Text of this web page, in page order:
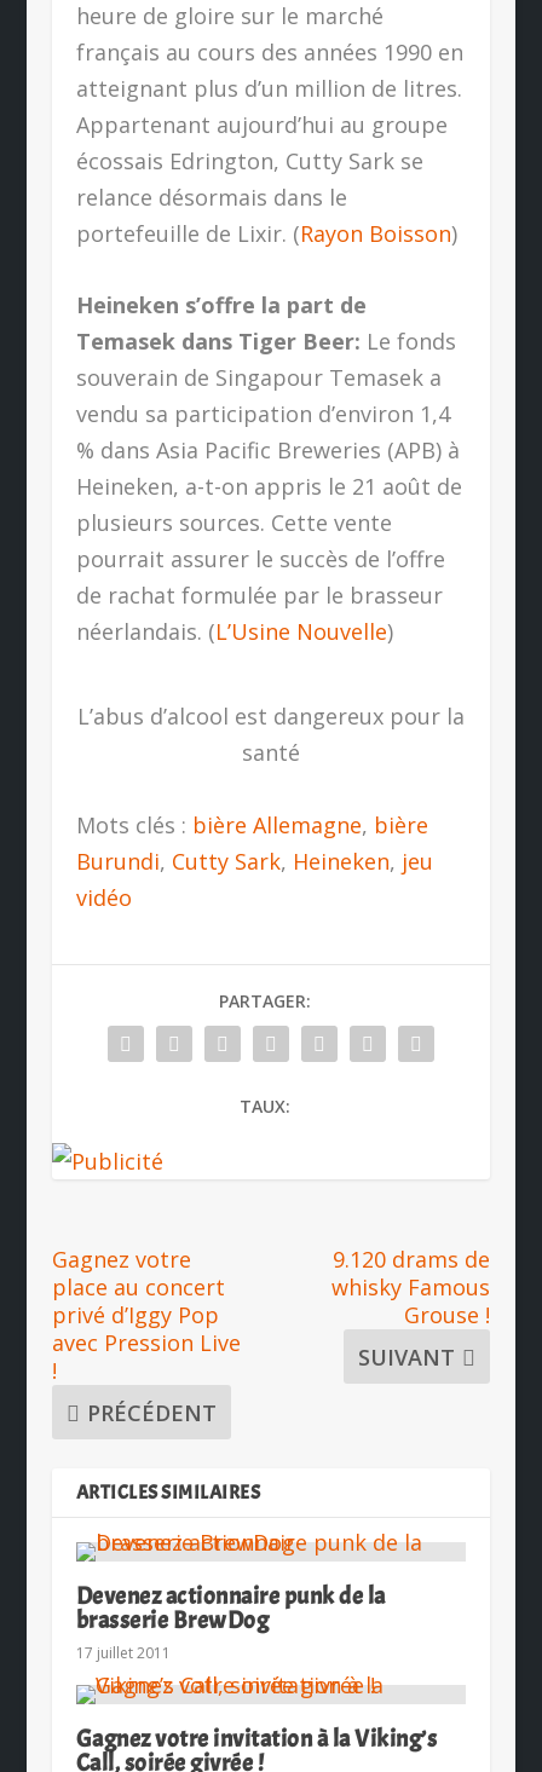
heure de gloire sur le marché
français au cours des années 1990 en
atteignant plus d’un million de litres.
Appartenant aujourd’hui au groupe
écossais Edrington, Cutty Sark se
relance désormais dans le
portefeuille de Lixir. (Rayon Boisson)
Heineken s’offre la part de
Temasek dans Tiger Beer: Le fonds
souverain de Singapour Temasek a
vendu sa participation d’environ 1,4
% dans Asia Pacific Breweries (APB) à
Heineken, a-t-on appris le 21 août de
plusieurs sources. Cette vente
pourrait assurer le succès de l’offre
de rachat formulée par le brasseur
néerlandais. (L’Usine Nouvelle)
L’abus d’alcool est dangereux pour la
santé
Mots clés : bière Allemagne, bière
Burundi, Cutty Sark, Heineken, jeu
vidéo
PARTAGER:
TAUX:
Gagnez votre
place au concert
privé d’Iggy Pop
avec Pression Live
!
PRÉCÉDENT
9.120 drams de
whisky Famous
Grouse !
SUIVANT
ARTICLES SIMILAIRES
Devenez actionnaire punk de la
brasserie BrewDog
17 juillet 2011
Gagnez votre invitation à la Viking’s
Call, soirée givrée !